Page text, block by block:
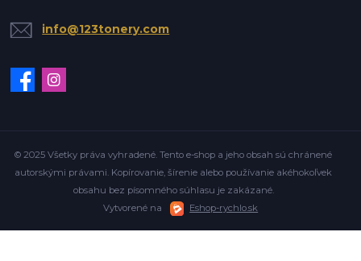
info@123tonery.com
© 2025 Všetky práva vyhradené. Tento e-shop a jeho obsah sú chránené
autorskými právami. Kopírovanie, šírenie alebo používanie akéhokoľvek
obsahu bez písomného súhlasu je zakázané.
Vytvorené na
Eshop-rychlo.sk